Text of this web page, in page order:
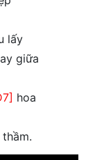
lấy
giữa
hoa
thầm.